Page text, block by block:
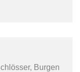
Burgen